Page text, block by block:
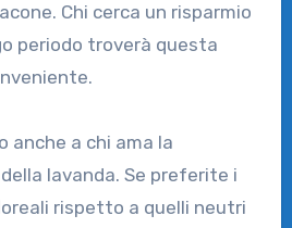
Chi cerca un risparmio
periodo troverà questa
a chi ama la
lavanda. Se preferite i
rispetto a quelli neutri